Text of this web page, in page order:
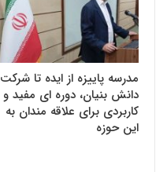
مدرسه پاییزه از ایده تا شرکت
دانش بنیان، دوره ای مفید و
کاربردی برای علاقه مندان به
این حوزه